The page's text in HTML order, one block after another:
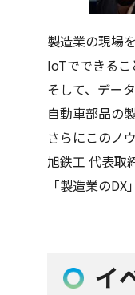
製造業の現場
IoTでできるこ
そして、デー
自動車部品の
さらにこのノ
旭鉄工 代表取
「製造業の
イ